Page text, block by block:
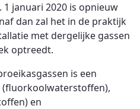
januari 2020 is opnieuw
dan zal het in de praktijk
met dergelijke gassen
optreedt.
is een
(fluorkoolwaterstoffen),
en